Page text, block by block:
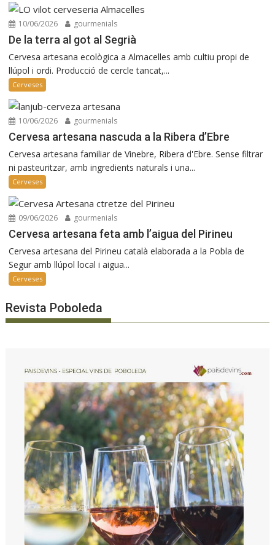
10/06/2026 gourmenials
De la terra al got al Segrià
Cervesa artesana ecològica a Almacelles amb cultiu propi de
llúpol i ordi. Producció de cercle tancat,...
Cerveses
10/06/2026 gourmenials
Cervesa artesana nascuda a la Ribera d’Ebre
Cervesa artesana familiar de Vinebre, Ribera d'Ebre. Sense filtrar
ni pasteuritzar, amb ingredients naturals i una...
Cerveses
09/06/2026 gourmenials
Cervesa artesana feta amb l’aigua del Pirineu
Cervesa artesana del Pirineu català elaborada a la Pobla de
Segur amb llúpol local i aigua...
Cerveses
Revista Poboleda